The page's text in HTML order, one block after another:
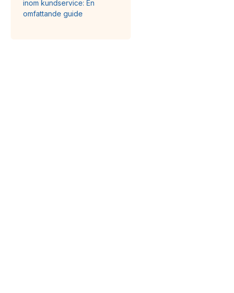
inom kundservice: En
omfattande guide